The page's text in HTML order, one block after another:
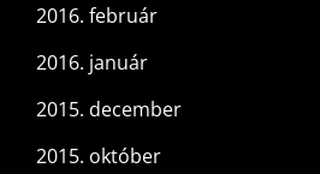
2016. február
2016. január
2015. december
2015. október